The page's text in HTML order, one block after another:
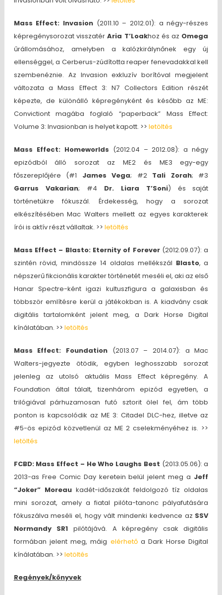
Mass Effect: Invasion(2011.10 – 2012.01): a négy-részes
képregénysorozat visszatérAria T’Loakhoz és az Omega
űrállomásához, amelyben a kalózkirálynőnek egy új
ellenséggel, a Cerberus-zúdította reaper fenevadakkal kell
szembenéznie. Az Invasion exkluzív borítóval megjelent
változata a Mass Effect 3: N7 Collectors Edition részét
képezte, de különálló képregényként és később az ME:
Convictiont magába foglaló “paperback” Mass Effect:
Volume 3: Invasionban is helyet kapott. >> letöltés
Mass Effect: Homeworlds (2012.04 – 2012.08): a négy
epizódból álló sorozat az ME2 és ME3 egy-egy
főszereplőjére (#1 James Vega; #2 Tali Zorah; #3
Garrus Vakarian; #4 Dr. Liara T’Soni) és saját
történetükre fókuszál. Érdekesség, hogy a sorozat
elkészítésében Mac Walters mellett az egyes karakterek
írói is aktív részt vállaltak. >> letöltés
Mass Effect – Blasto: Eternity of Forever(2012.09.07): a
szintén rövid, mindössze 14 oldalas mellékszál Blasto, a
népszerű fikcionális karakter történetét meséli el, aki az első
Hanar Spectre-ként igazi kultuszfigura a galaxisban és
többször említésre kerül a játékokban is. A kiadvány csak
digitális tartalomként jelent meg, a Dark Horse Digital
kínálatában. >> letöltés
Mass Effect: Foundation (2013.07 – 2014.07): a Mac
Walters-jegyezte ötödik, egyben leghosszabb sorozat
jelenleg az utolsó aktuális Mass Effect képregény. A
Foundation által tálalt, tizenhárom epizód egyetlen, a
trilógiával párhuzamosan futó sztorit ölel fel, ám több
ponton is kapcsolódik az ME 3: Citadel DLC-hez, illetve az
#5-ös epizód közvetlenül az ME 2 cselekményéhez is. >>
letöltés
FCBD: Mass Effect – He Who Laughs Best (2013.05.06): a
2013-as Free Comic Day keretein belül jelent meg a Jeff
“Joker” Moreaukadét-időszakát feldolgozó tíz oldalas
mini sorozat, amely a fiatal pilóta-tanonc pályafutására
fókuszálva meséli el, hogy vált mindenki kedvence az SSV
Normandy SR1 pilótájává. A képregény csak digitális
formában jelent meg, máig elérhetőa Dark Horse Digital
kínálatában. >> letöltés
Regények/könyvek